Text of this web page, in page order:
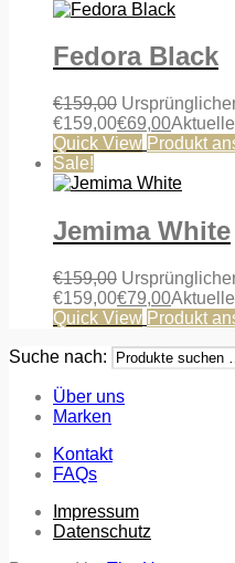
Fedora Black
€159,00
€159,00€69,00
Quick View Produkt
Sale!
Jemima White
€159,00
€159,00€79,00
Quick View Produkt
Suche nach:
Über uns
Marken
Kontakt
FAQs
Impressum
Datenschutz